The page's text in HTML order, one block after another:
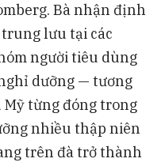
Bà nhận định
lưu tại các
người tiêu dùng
dưỡng — tương
từng đóng trong
nhiều thập niên
trên đà trở thành